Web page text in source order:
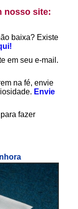
nosso site:
baixa? Existe
em seu e-mail.
na fé, envie
Envie
fazer